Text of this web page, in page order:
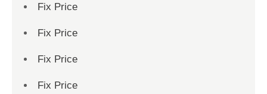
Fix Price
Fix Price
Fix Price
Fix Price